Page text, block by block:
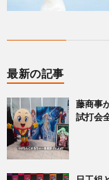
最新の記事
藤商事
試打会